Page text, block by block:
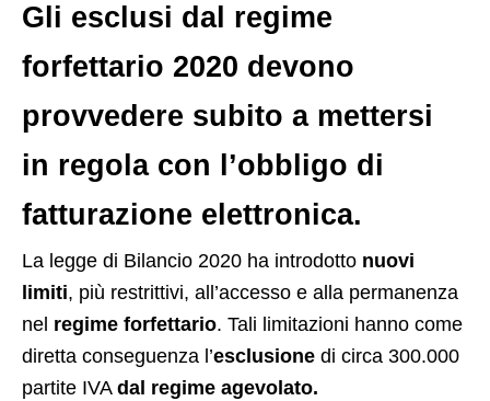
Gli esclusi dal regime
forfettario 2020 devono
provvedere subito a mettersi
in regola con l’obbligo di
fatturazione elettronica.
La legge di Bilancio 2020 ha introdotto nuovi
limiti, più restrittivi, all’accesso e alla permanenza
nel regime forfettario. Tali limitazioni hanno come
diretta conseguenza l’esclusione di circa 300.000
partite IVA dal regime agevolato.